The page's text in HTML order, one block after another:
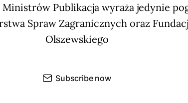
Ministrów Publikacja wyraża jedynie
Spraw Zagranicznych oraz
Olszewskiego
Subscribe now